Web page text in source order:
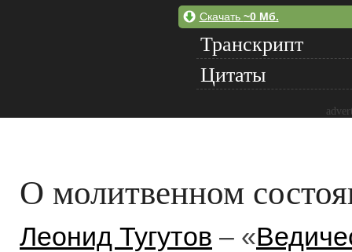
Скачать ~0 Мб.
Транскрипт
Цитаты
О молитвенном
Леонид Тугутов – «